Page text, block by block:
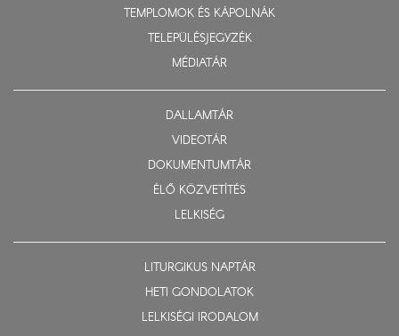
TEMPLOMOK ÉS KÁPOLNÁK
TELEPÜLÉSJEGYZÉK
MÉDIATÁR
DALLAMTÁR
VIDEOTÁR
DOKUMENTUMTÁR
ÉLŐ KÖZVETÍTÉS
LELKISÉG
LITURGIKUS NAPTÁR
HETI GONDOLATOK
LELKISÉGI IRODALOM